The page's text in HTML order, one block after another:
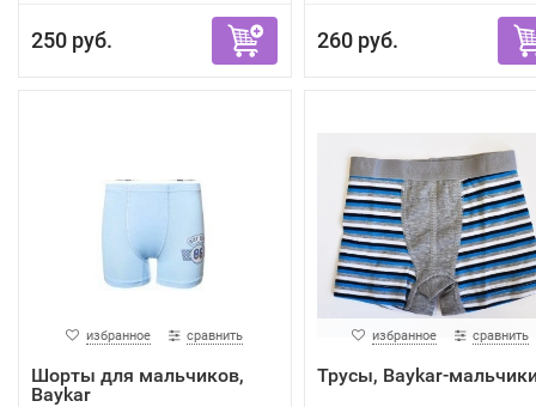
250 руб. 260 руб.
избранное сравнить
Шорты для мальчиков,
Baykar
избранное сравнить
Трусы, Baykar-